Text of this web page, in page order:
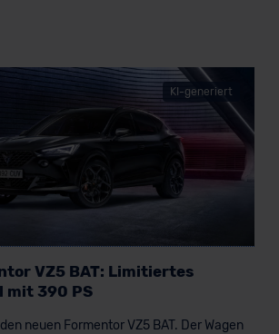
KI-generiert
VZ5 BAT: Limitiertes
mit 390 PS
neuen Formentor VZ5 BAT. Der Wagen